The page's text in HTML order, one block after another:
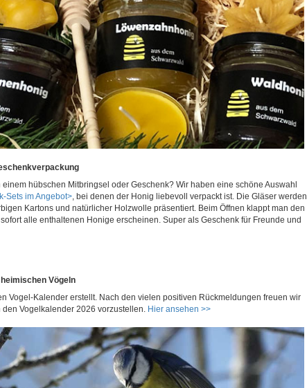
hübschen Mitbringsel oder Geschenk? Wir haben eine schöne Auswahl
Sets im Angebot>, bei denen der Honig liebevoll verpackt ist. Die Gläser werden
Kartons und natürlicher Holzwolle präsentiert. Beim Öffnen klappt man den
alle enthaltenen Honige erscheinen. Super als Geschenk für Freunde und
Vögeln
Vogel-Kalender erstellt. Nach den vielen positiven Rückmeldungen freuen wir
den Vogelkalender 2026 vorzustellen. Hier ansehen >>